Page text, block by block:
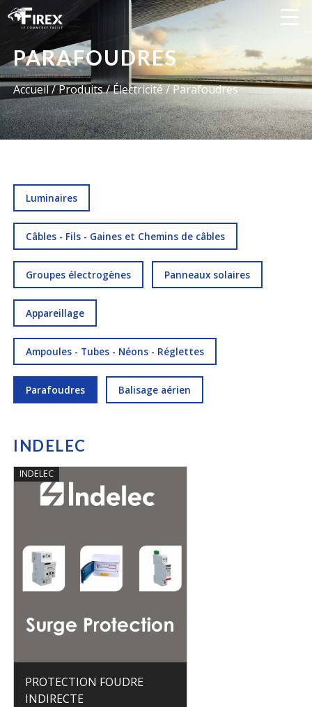
PARAFOUDRES
Accueil/ Produits /Électricité/ Parafoudres
Luminaires
Câbles - Fils - Gaines et Chemins de câbles
Groupes électrogènes Panneaux solaires
Appareillage
Ampoules - Tubes - Néons - Réglettes
Parafoudres Balisage aérien
INDELEC
INDELEC
PROTECTION FOUDRE
INDIRECTE